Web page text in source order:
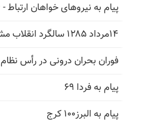
پیام به نیروهای خواهان ارتباط - ۱۴مرداد ۱۴۰۵
۱۴مرداد ۱۲۸۵ سالگرد انقلاب مشروطه
فوران بحران درونی در رأس نظام
پیام به فردا ۶۹
پیام به البرز۱۰۰ کرج